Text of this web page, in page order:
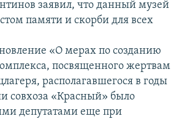
заявил, что данный музей
памяти и скорби для всех
«О мерах по созданию
посвященного жертвам
располагавшегося в годы
совхоза «Красный» было
депутатами еще при